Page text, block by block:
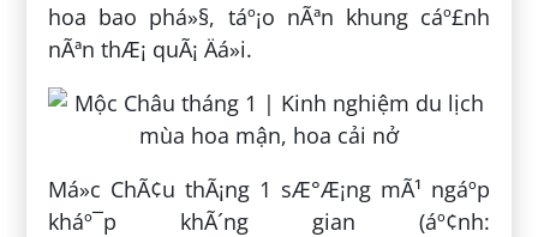
hoa bao phá»§, táº¡o nÃªn khung cáº£nh
nÃªn thÆ¡ quÃ¡ Äá»i.
Má»c ChÃ¢u thÃ¡ng 1 sÆ°Æ¡ng mÃ¹ ngáº­p
kháº¯p khÃ´ng gian (áº¢nh: